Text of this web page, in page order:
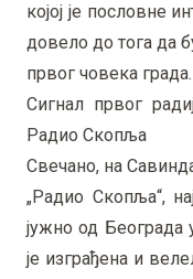
којој је пословне
довело до тога да
првог човека града.
Сигнал првог
Радио Скопља
Свечано, на
„Радио Скопља“,
јужно од Београда
је изграђена и